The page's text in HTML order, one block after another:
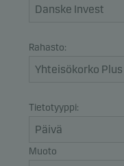
Rahasto:
Tietotyyppi:
Muoto